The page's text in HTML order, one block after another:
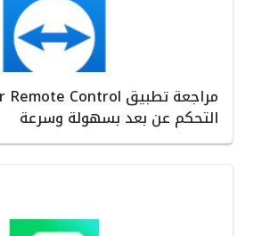
التحكم عن بعد بسهولة وسرعة